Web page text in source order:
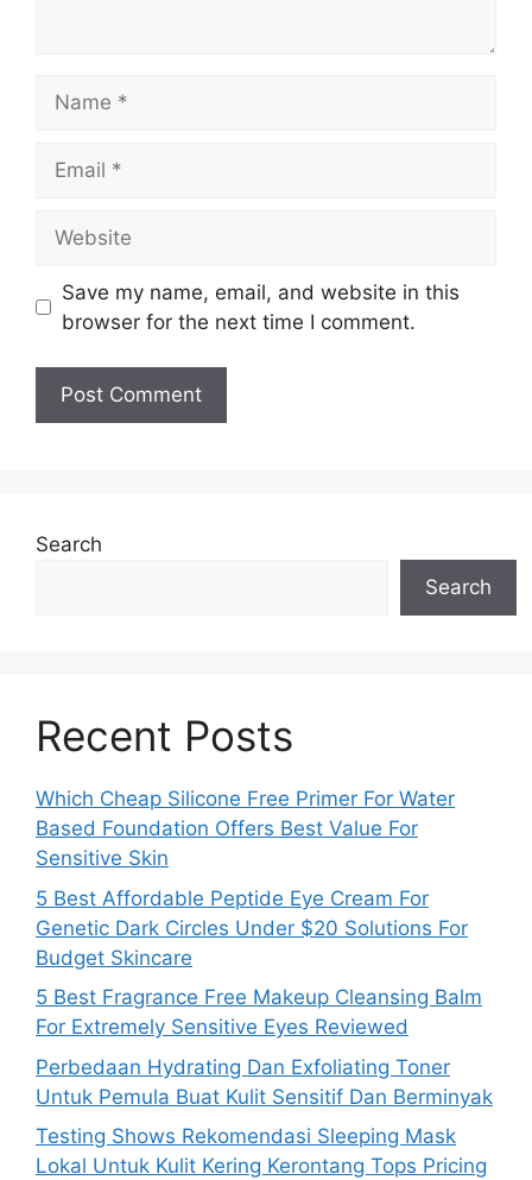
Save my name, email, and website in this
browser for the next time I comment.
Search
Search
Recent Posts
Which Cheap Silicone Free Primer For Water
Based Foundation Offers Best Value For
Sensitive Skin
5 Best Affordable Peptide Eye Cream For
Genetic Dark Circles Under $20 Solutions For
Budget Skincare
5 Best Fragrance Free Makeup Cleansing Balm
For Extremely Sensitive Eyes Reviewed
Perbedaan Hydrating Dan Exfoliating Toner
Untuk Pemula Buat Kulit Sensitif Dan Berminyak
Testing Shows Rekomendasi Sleeping Mask
Lokal Untuk Kulit Kering Kerontang Tops Pricing